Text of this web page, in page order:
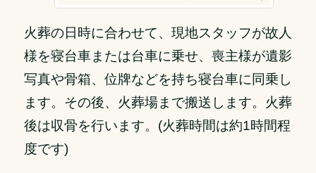
火葬の日時に合わせて、現地スタッフが故人
様を寝台車または台車に乗せ、喪主様が遺影
写真や骨箱、位牌などを持ち寝台車に同乗し
ます。その後、火葬場まで搬送します。火葬
後は収骨を行います。(火葬時間は約1時間程
度です)